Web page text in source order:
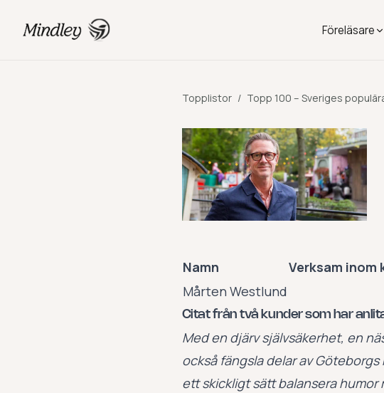
Föreläsare
Topplistor / Topp 100 – Sveriges
Namn Verksam
Mårten Westlund
Citat från två kunder som har
Med en djärv självsäkerhet, en
också fängsla delar av
ett skickligt sätt balansera